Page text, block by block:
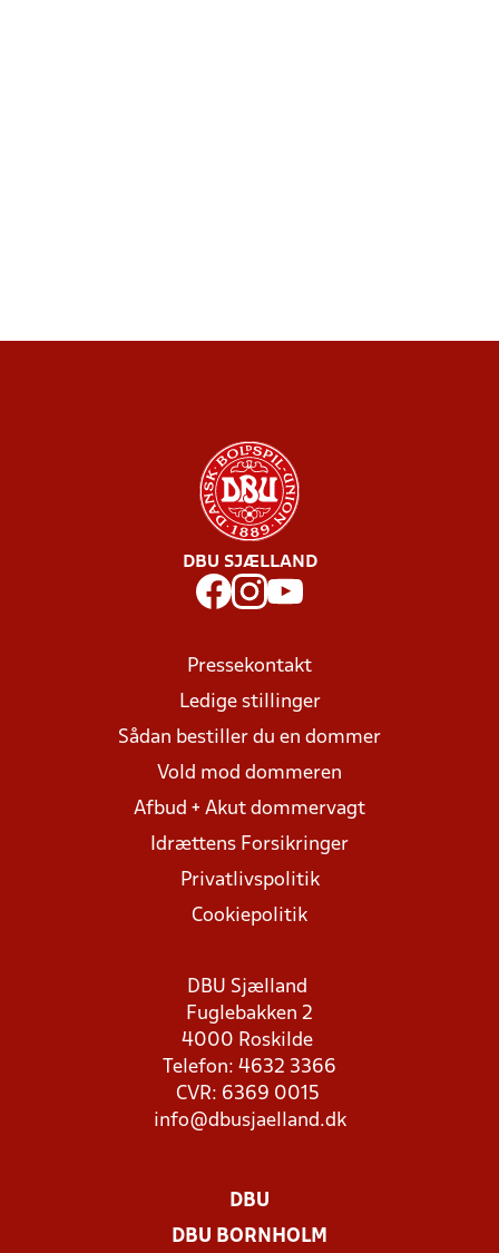
DBU SJÆLLAND
Pressekontakt
Ledige stillinger
Sådan bestiller du en dommer
Vold mod dommeren
Afbud + Akut dommervagt
Idrættens Forsikringer
Privatlivspolitik
Cookiepolitik
DBU Sjælland
Fuglebakken 2
4000 Roskilde
Telefon: 4632 3366
CVR: 6369 0015
info@dbusjaelland.dk
DBU
DBU BORNHOLM